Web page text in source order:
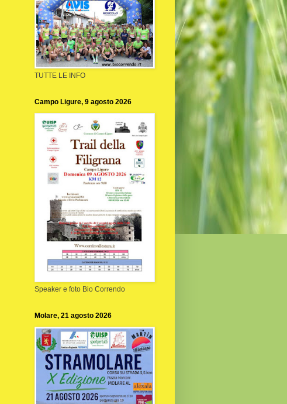
TUTTE LE INFO
Campo Ligure, 9 agosto 2026
Speaker e foto Bio Correndo
Molare, 21 agosto 2026